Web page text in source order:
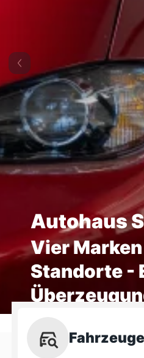
Autohaus
Vier
Standorte -